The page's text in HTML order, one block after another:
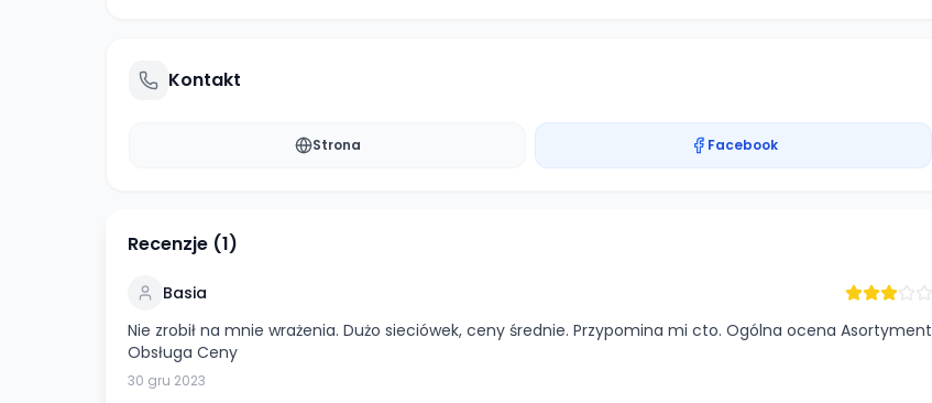
Kontakt
Strona Facebook
Recenzje (1)
Basia
Nie zrobił na mnie wrażenia. Dużo sieciówek, ceny średnie. Przypomina mi cto. Ogólna ocena Asortyment
Obsługa Ceny
30 gru 2023